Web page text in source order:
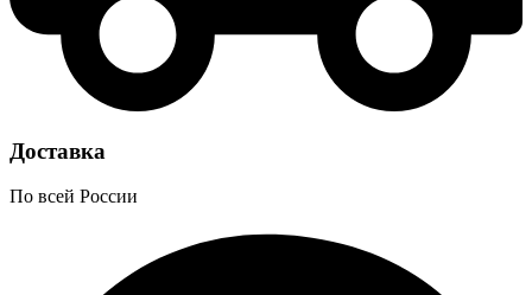
Доставка
По всей России